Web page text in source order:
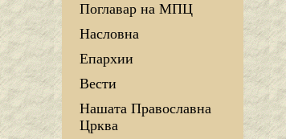
Поглавар на МПЦ
Насловна
Епархии
Вести
Нашата Православна
Црква